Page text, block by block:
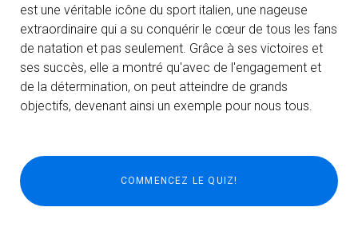
est une véritable icône du sport italien, une nageuse
extraordinaire qui a su conquérir le cœur de tous les fans
de natation et pas seulement. Grâce à ses victoires et
ses succès, elle a montré qu'avec de l'engagement et
de la détermination, on peut atteindre de grands
objectifs, devenant ainsi un exemple pour nous tous.